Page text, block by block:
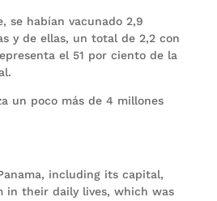
se habían vacunado 2,9
y de ellas, un total de 2,2 con
el 51 por ciento de la
un poco más de 4 millones
including its capital,
in their daily lives, which was